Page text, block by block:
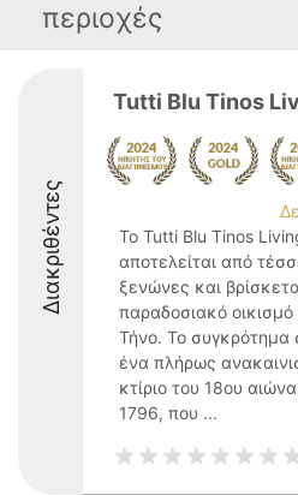
περιοχές
Διακριθέντες
Tutti Blu Tinos
Το Tutti Blu Tinos
αποτελείται από
ξενώνες και
παραδοσιακό
Τήνο. Το συγκρότημα
ένα πλήρως
κτίριο του 18ου
1796, που ...